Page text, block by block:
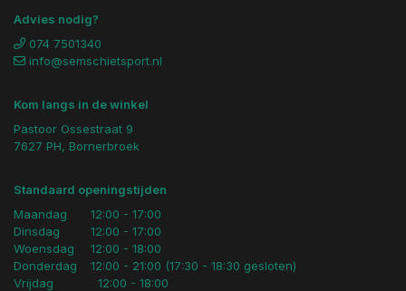
Advies nodig?
074 7501340
info@semschietsport.nl
Kom langs in de winkel
Pastoor Ossestraat 9
7627 PH, Bornerbroek
Standaard openingstijden
Maandag
Dinsdag
Woensdag
Donderdag
12:00 - 17:00
12:00 - 17:00
12:00 - 18:00
12:00 - 21:00 (17:30 - 18:30 gesloten)
Vrijdag
12:00 - 18:00